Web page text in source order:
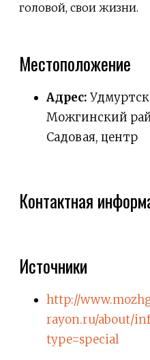
головой, свои жизни.
Местоположение
Адрес:
Можгинский
Садовая, центр
Контактная
Источники
http://
rayon.ru/about/
type=special